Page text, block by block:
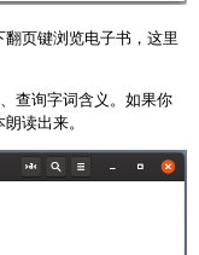
页键浏览电子书，这里
查询字词含义。如果你
读出来。